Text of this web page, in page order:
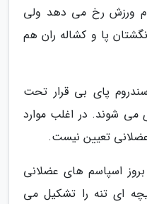
ورزش رخ می دهد ولی
پا و کشاله ران هم
پای بی قرار تحت
می شوند. در اغلب موارد
تعیین نیست.
اسپاسم های عضلانی
ای تنه را تشکیل می